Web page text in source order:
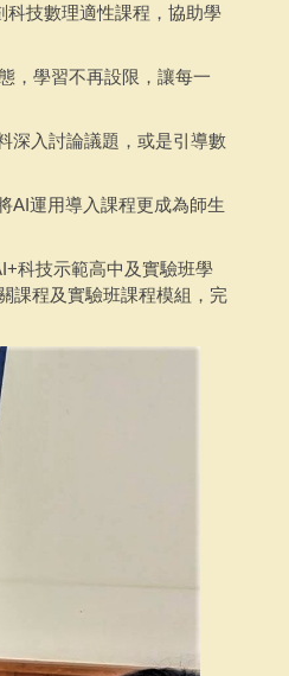
技數理適性課程，協助學
，學習不再設限，讓每一
深入討論議題，或是引導數
AI運用導入課程更成為師生
科技示範高中及實驗班學
課程及實驗班課程模組，完